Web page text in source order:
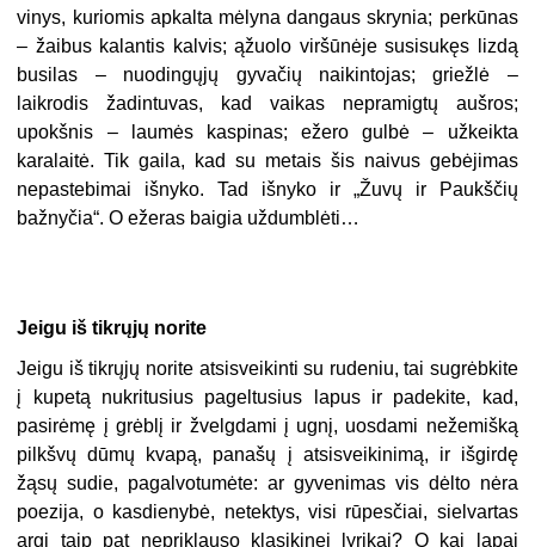
vinys, kuriomis apkalta mėlyna dangaus skrynia; perkūnas
– žaibus kalantis kalvis; ąžuolo viršūnėje susisukęs lizdą
busilas – nuodingųjų gyvačių naikintojas; griežlė –
laikrodis žadintuvas, kad vaikas nepramigtų aušros;
upokšnis – laumės kaspinas; ežero gulbė – užkeikta
karalaitė. Tik gaila, kad su metais šis naivus gebėjimas
nepastebimai išnyko. Tad išnyko ir „Žuvų ir Paukščių
bažnyčia“. O ežeras baigia uždumblėti…
Jeigu iš tikrųjų norite
Jeigu iš tikrųjų norite atsisveikinti su rudeniu, tai sugrėbkite
į kupetą nukritusius pageltusius lapus ir padekite, kad,
pasirėmę į grėblį ir žvelgdami į ugnį, uosdami nežemišką
pilkšvų dūmų kvapą, panašų į atsisveikinimą, ir išgirdę
žąsų sudie, pagalvotumėte: ar gyvenimas vis dėlto nėra
poezija, o kasdienybė, netektys, visi rūpesčiai, sielvartas
argi taip pat nepriklauso klasikinei lyrikai? O kai lapai